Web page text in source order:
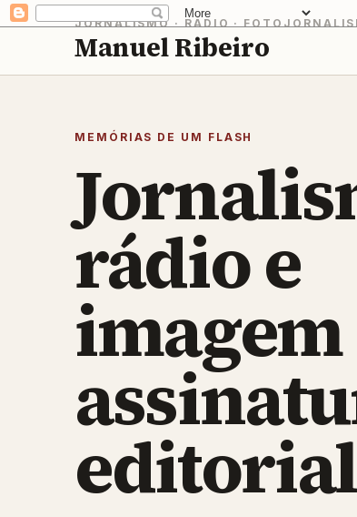
JORNALISMO · RÁDIO ·
Manuel Ribeiro
MEMÓRIAS DE UM FLASH
rádio e